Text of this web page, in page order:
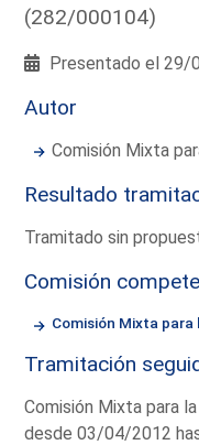
(282/000104)
Presentado el 29/
Autor
Comisión Mixta
Resultado
Tramitado sin
Comisión
Comisión Mixta para
Tramitación
Comisión Mixta para
desde 03/04/2012